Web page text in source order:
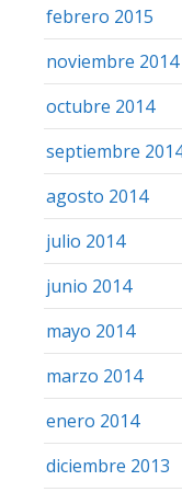
febrero 2015
noviembre 2014
octubre 2014
septiembre
agosto 2014
julio 2014
junio 2014
mayo 2014
marzo 2014
enero 2014
diciembre 2013